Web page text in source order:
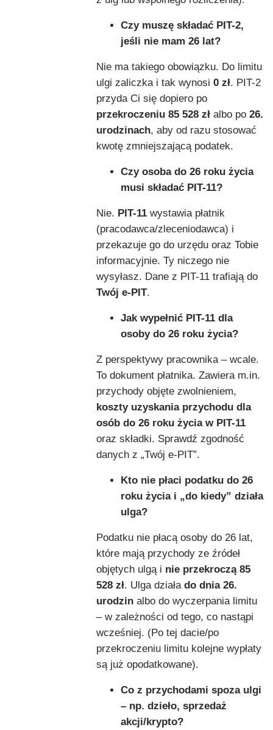
Czy muszę składać PIT-2,
jeśli nie mam 26 lat?
Nie ma takiego obowiązku. Do limitu
ulgi zaliczka i tak wynosi 0 zł. PIT-2
przyda Ci się dopiero po
przekroczeniu 85 528 zł albo po 26.
urodzinach, aby od razu stosować
kwotę zmniejszającą podatek.
Czy osoba do 26 roku życia
musi składać PIT-11?
Nie. PIT-11 wystawia płatnik
(pracodawca/zleceniodawca) i
przekazuje go do urzędu oraz Tobie
informacyjnie. Ty niczego nie
wysyłasz. Dane z PIT-11 trafiają do
Twój e-PIT.
Jak wypełnić PIT-11 dla
osoby do 26 roku życia?
Z perspektywy pracownika – wcale.
To dokument płatnika. Zawiera m.in.
przychody objęte zwolnieniem,
koszty uzyskania przychodu dla
osób do 26 roku życia w PIT-11
oraz składki. Sprawdź zgodność
danych z „Twój e-PIT”.
Kto nie płaci podatku do 26
roku życia i „do kiedy” działa
ulga?
Podatku nie płacą osoby do 26 lat,
które mają przychody ze źródeł
objętych ulgą i nie przekroczą 85
528 zł. Ulga działa do dnia 26.
urodzin albo do wyczerpania limitu
– w zależności od tego, co nastąpi
wcześniej. (Po tej dacie/po
przekroczeniu limitu kolejne wypłaty
są już opodatkowane).
Co z przychodami spoza ulgi
– np. dzieło, sprzedaż
akcji/krypto?